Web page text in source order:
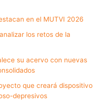
en el MUTVI 2026
los retos de la
su acervo con nuevas
que creará dispositivo
depresivos